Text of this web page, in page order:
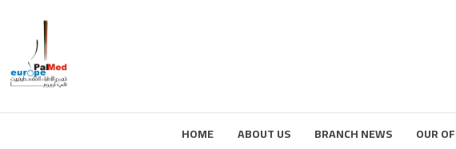
HOME ABOUT US BRANCH NEWS OUR